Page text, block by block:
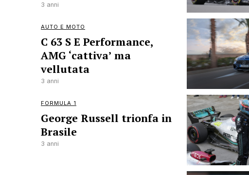
3 anni
AUTO E MOTO
C 63 S E Performance,
AMG ‘cattiva’ ma
vellutata
3 anni
FORMULA 1
George Russell trionfa in
Brasile
3 anni